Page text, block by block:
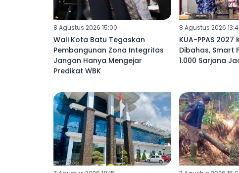
8 Agustus 2026 15:00
Wali Kota Batu Tegaskan
Pembangunan Zona Integritas
Jangan Hanya Mengejar
Predikat WBK
8 Agustus 2026
KUA-PPAS 2027
Dibahas, Smart
1.000 Sarjana